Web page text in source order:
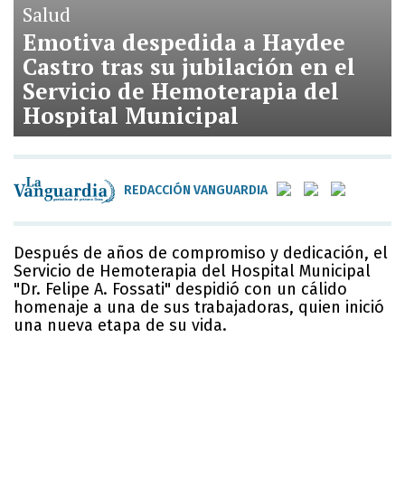
Salud
Emotiva despedida a Haydee
Castro tras su jubilación en el
Servicio de Hemoterapia del
Hospital Municipal
REDACCIÓN VANGUARDIA
Después de años de compromiso y dedicación, el
Servicio de Hemoterapia del Hospital Municipal
"Dr. Felipe A. Fossati" despidió con un cálido
homenaje a una de sus trabajadoras, quien inició
una nueva etapa de su vida.